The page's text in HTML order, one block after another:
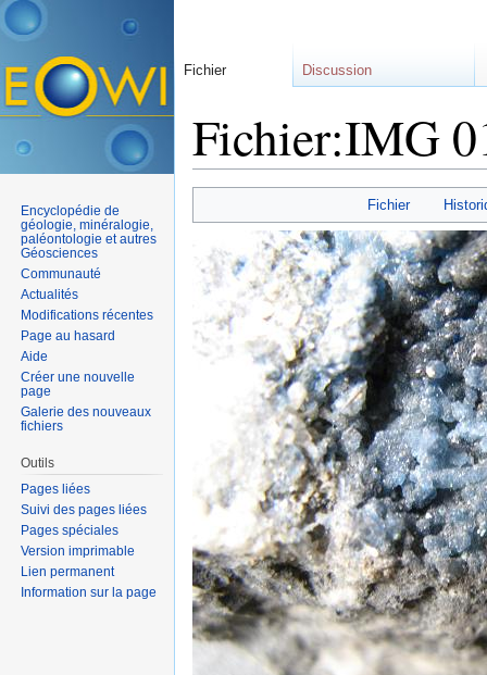
Fichier:IMG
Fichier
Fichier Discussion
Encyclopédie de
géologie, minéralogie,
paléontologie et autres
Géosciences
Communauté
Actualités
Modifications récentes
Page au hasard
Aide
Créer une nouvelle
page
Galerie des nouveaux
fichiers
Outils
Pages liées
Suivi des pages liées
Pages spéciales
Version imprimable
Lien permanent
Information sur la page